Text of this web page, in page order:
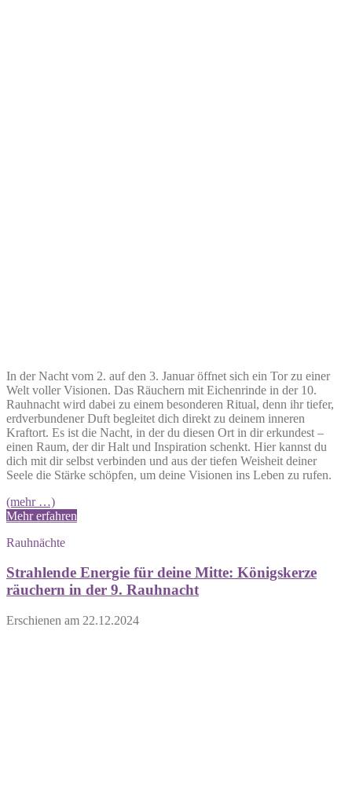
In der Nacht vom 2. auf den 3. Januar öffnet sich ein Tor zu einer
Welt voller Visionen. Das Räuchern mit Eichenrinde in der 10.
Rauhnacht wird dabei zu einem besonderen Ritual, denn ihr tiefer,
erdverbundener Duft begleitet dich direkt zu deinem inneren
Kraftort. Es ist die Nacht, in der du diesen Ort in dir erkundest –
einen Raum, der dir Halt und Inspiration schenkt. Hier kannst du
dich mit dir selbst verbinden und aus der tiefen Weisheit deiner
Seele die Stärke schöpfen, um deine Visionen ins Leben zu rufen.
(mehr …)
Mehr erfahren
Rauhnächte
Strahlende Energie für deine Mitte: Königskerze
räuchern in der 9. Rauhnacht
Erschienen am 22.12.2024